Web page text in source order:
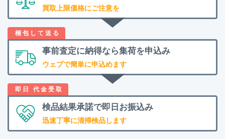
買取上限価格にご注意を
事前査定に納得なら集荷を申込み
ウェブで簡単に申込めます
検品結果承諾で即日お振込み
迅速丁寧に清掃検品します